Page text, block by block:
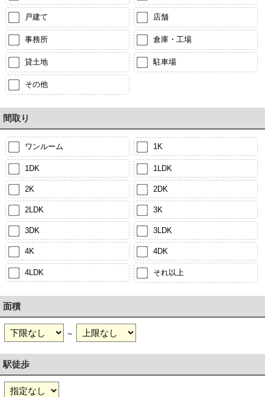
戸建て 店舗
事務所 倉庫・工場
貸土地 駐車場
その他
間取り
ワンルーム 1K
1DK 1LDK
2K 2DK
2LDK 3K
3DK 3LDK
4K 4DK
4LDK それ以上
面積
～
駅徒歩